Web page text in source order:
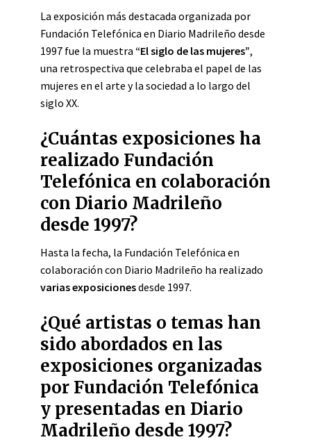
La exposición más destacada organizada por
Fundación Telefónica en Diario Madrileño desde
1997 fue la muestra “El siglo de las mujeres”,
una retrospectiva que celebraba el papel de las
mujeres en el arte y la sociedad a lo largo del
siglo XX.
¿Cuántas exposiciones ha
realizado Fundación
Telefónica en colaboración
con Diario Madrileño
desde 1997?
Hasta la fecha, la Fundación Telefónica en
colaboración con Diario Madrileño ha realizado
varias exposicionesdesde 1997.
¿Qué artistas o temas han
sido abordados en las
exposiciones organizadas
por Fundación Telefónica
y presentadas en Diario
Madrileño desde 1997?